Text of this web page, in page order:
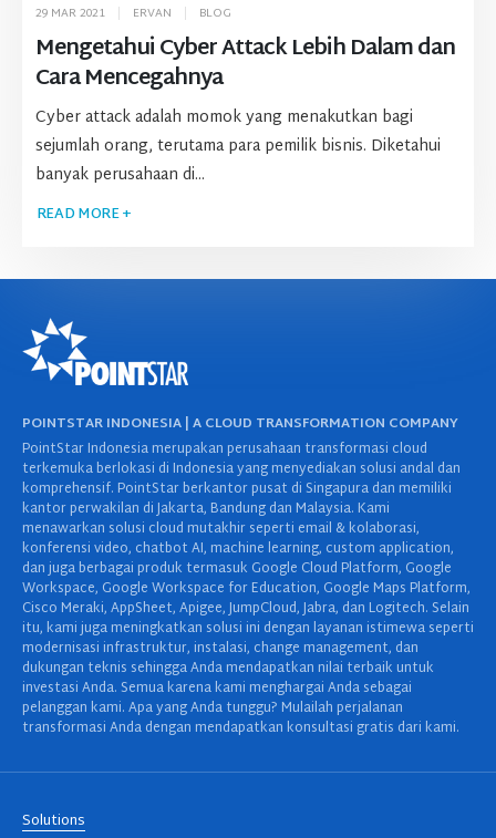
Mengetahui Cyber Attack Lebih Dalam dan
Cara Mencegahnya
29 MAR 2021 ERVAN BLOG
Cyber attack adalah momok yang menakutkan bagi
sejumlah orang, terutama para pemilik bisnis. Diketahui
banyak perusahaan di...
READ MORE +
POINTSTAR INDONESIA | A CLOUD TRANSFORMATION COMPANY
PointStar Indonesia merupakan perusahaan transformasi cloud
terkemuka berlokasi di Indonesia yang menyediakan solusi andal dan
komprehensif. PointStar berkantor pusat di Singapura dan memiliki
kantor perwakilan di Jakarta, Bandung dan Malaysia. Kami
menawarkan solusi cloud mutakhir seperti email & kolaborasi,
konferensi video, chatbot AI, machine learning, custom application,
dan juga berbagai produk termasuk Google Cloud Platform, Google
Workspace, Google Workspace for Education, Google Maps Platform,
Cisco Meraki, AppSheet, Apigee, JumpCloud, Jabra, dan Logitech. Selain
itu, kami juga meningkatkan solusi ini dengan layanan istimewa seperti
modernisasi infrastruktur, instalasi, change management, dan
dukungan teknis sehingga Anda mendapatkan nilai terbaik untuk
investasi Anda. Semua karena kami menghargai Anda sebagai
pelanggan kami. Apa yang Anda tunggu? Mulailah perjalanan
transformasi Anda dengan mendapatkan konsultasi gratis dari kami.
Solutions